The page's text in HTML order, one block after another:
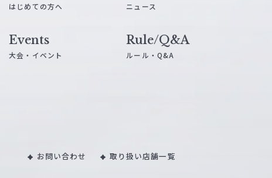
はじめての方へ ニュース
Events
大会・イベント
Rule/Q&A
ルール・Q&A
お問い合わせ 取り扱い店舗一覧